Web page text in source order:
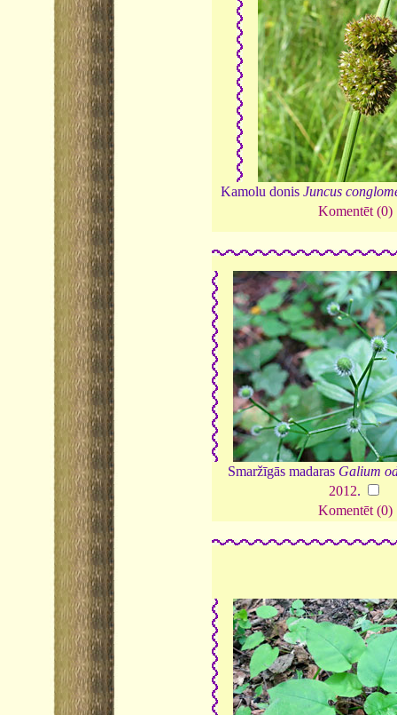
Kamolu donisJuncus
Komentēt (0)
Smaržīgās madaras Galium
2012.
Komentēt (0)